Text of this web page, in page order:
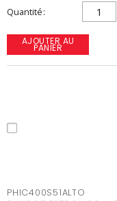
Quantité
AJOUTER AU
PANIER
PHIC400S51ALTO